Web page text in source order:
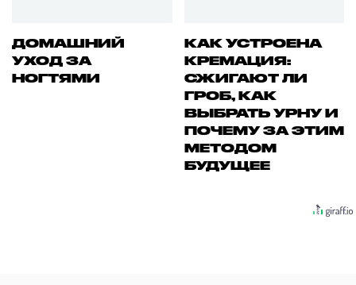
ДОМАШНИЙ
УХОД ЗА
НОГТЯМИ
КАК УСТРОЕНА
КРЕМАЦИЯ:
СЖИГАЮТ ЛИ
ГРОБ, КАК
ВЫБРАТЬ УРНУ И
ПОЧЕМУ ЗА ЭТИМ
МЕТОДОМ
БУДУЩЕЕ